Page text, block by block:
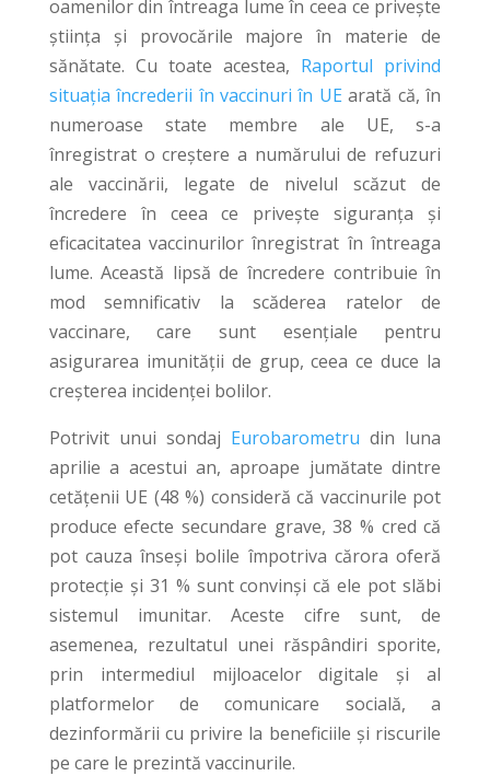
oamenilor din întreaga lume în ceea ce privește
știința și provocările majore în materie de
sănătate. Cu toate acestea, Raportul privind
situația încrederii în vaccinuri în UE arată că, în
numeroase state membre ale UE, s-a
înregistrat o creștere a numărului de refuzuri
ale vaccinării, legate de nivelul scăzut de
încredere în ceea ce privește siguranța și
eficacitatea vaccinurilor înregistrat în întreaga
lume. Această lipsă de încredere contribuie în
mod semnificativ la scăderea ratelor de
vaccinare, care sunt esențiale pentru
asigurarea imunității de grup, ceea ce duce la
creșterea incidenței bolilor.
Potrivit unui sondaj Eurobarometru din luna
aprilie a acestui an, aproape jumătate dintre
cetățenii UE (48 %) consideră că vaccinurile pot
produce efecte secundare grave, 38 % cred că
pot cauza înseși bolile împotriva cărora oferă
protecție și 31 % sunt convinși că ele pot slăbi
sistemul imunitar. Aceste cifre sunt, de
asemenea, rezultatul unei răspândiri sporite,
prin intermediul mijloacelor digitale și al
platformelor de comunicare socială, a
dezinformării cu privire la beneficiile și riscurile
pe care le prezintă vaccinurile.